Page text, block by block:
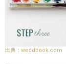
weddbook.com